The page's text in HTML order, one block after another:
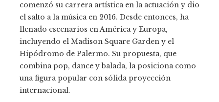
comenzó su carrera artística en la actuación y dio
el salto a la música en 2016. Desde entonces, ha
llenado escenarios en América y Europa,
incluyendo el Madison Square Garden y el
Hipódromo de Palermo. Su propuesta, que
combina pop, dance y balada, la posiciona como
una figura popular con sólida proyección
internacional.